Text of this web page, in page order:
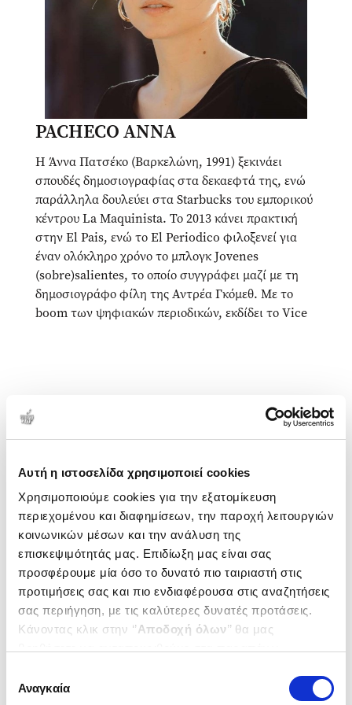
Αυτή η ιστοσελίδα χρησιμοποιεί cookies
Χρησιμοποιούμε cookies για την εξατομίκευση
περιεχομένου και διαφημίσεων, την παροχή λειτουργιών
κοινωνικών μέσων και την ανάλυση της
επισκεψιμότητάς μας. Επιδίωξη μας είναι σας
προσφέρουμε μία όσο το δυνατό πιο ταιριαστή στις
προτιμήσεις σας και πιο ενδιαφέρουσα στις αναζητήσεις
σας περιήγηση, με τις καλύτερες δυνατές προτάσεις.
Κάνοντας κλικ στην ‘’Αποδοχή όλων’’ θα μας
ενδιαφέρουν και να επιλέξετε από τα παρακάτω με την
συγκατάθεσης
Αναγκαία
PACHECO ANNA
Η Άννα Πατσέκο (Βαρκελώνη, 1991) ξεκινάει
σπουδές δημοσιογραφίας στα δεκαεφτά της, ενώ
παράλληλα δουλεύει στα Starbucks του εμπορικού
κέντρου La Maquinista. Το 2013 κάνει πρακτική
στην El Pais, ενώ το El Periodico φιλοξενεί για
έναν ολόκληρο χρόνο το μπλογκ Jovenes
(sobre)salientes, το οποίο συγγράφει μαζί με τη
δημοσιογράφο φίλη της Αντρέα Γκόμεθ. Με το
boom των ψηφιακών περιοδικών, εκδίδει το Vice
εκπομπή Planta baixa (TV3), μεταξύ άλλων.